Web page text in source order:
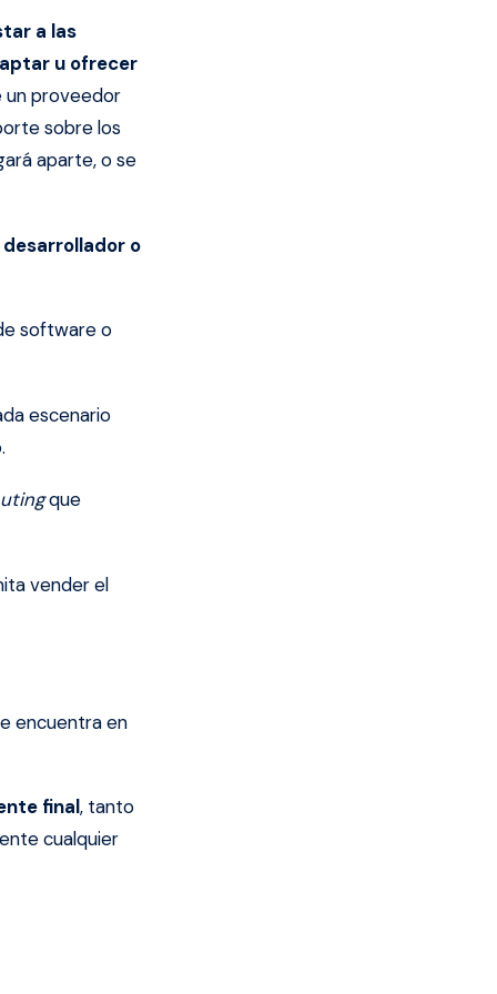
a las
u ofrecer
un proveedor
sobre los
aparte, o se
o
software o
escenario
que
vender el
encuentra en
final, tanto
cualquier